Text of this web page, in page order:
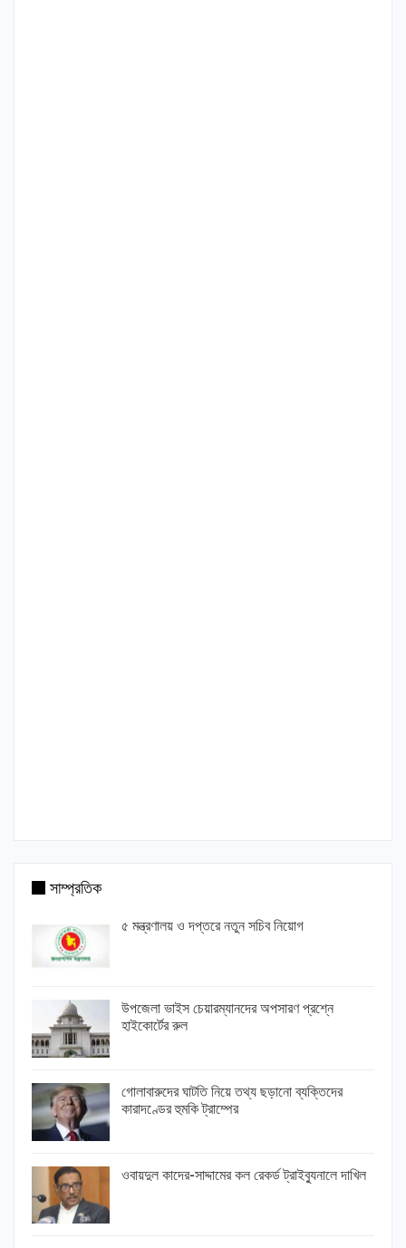
সাম্প্রতিক
৫ মন্ত্রণালয় ও দপ্তরে নতুন সচিব নিয়োগ
উপজেলা ভাইস চেয়ারম্যানদের অপসারণ প্রশ্নে
হাইকোর্টের রুল
গোলাবারুদের ঘাটতি নিয়ে তথ্য ছড়ানো ব্যক্তিদের
কারাদণ্ডের হুমকি ট্রাম্পের
ওবায়দুল কাদের-সাদ্দামের কল রেকর্ড ট্রাইব্যুনালে দাখিল